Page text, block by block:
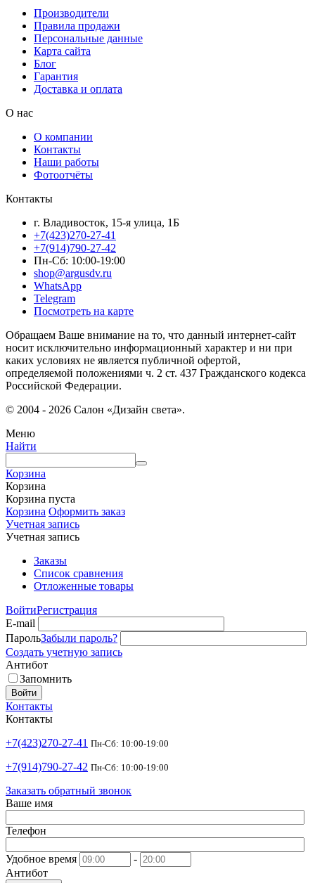
Производители
Правила продажи
Персональные данные
Карта сайта
Блог
Гарантия
Доставка и оплата
О нас
О компании
Контакты
Наши работы
Фотоотчёты
Контакты
г. Владивосток, 15-я улица, 1Б
+7(423)270-27-41
+7(914)790-27-42
Пн-Сб: 10:00-19:00
shop@argusdv.ru
WhatsApp
Telegram
Посмотреть на карте
Обращаем Ваше внимание на то, что данный интернет-сайт
носит исключительно информационный характер и ни при
каких условиях не является публичной офертой,
определяемой положениями ч. 2 ст. 437 Гражданского кодекса
Российской Федерации.
© 2004 - 2026 Салон «Дизайн света».
Меню
Найти
Корзина
Корзина
Корзина пуста
Корзина Оформить заказ
Учетная запись
Учетная запись
Заказы
Список сравнения
Отложенные товары
ВойтиРегистрация
E-mail
ПарольЗабыли пароль?
Создать учетную запись
Антибот
Запомнить
Войти
Контакты
Контакты
+7(423)270-27-41 Пн-Сб: 10:00-19:00
+7(914)790-27-42 Пн-Сб: 10:00-19:00
Заказать обратный звонок
Ваше имя
Телефон
Удобное время
-
Антибот